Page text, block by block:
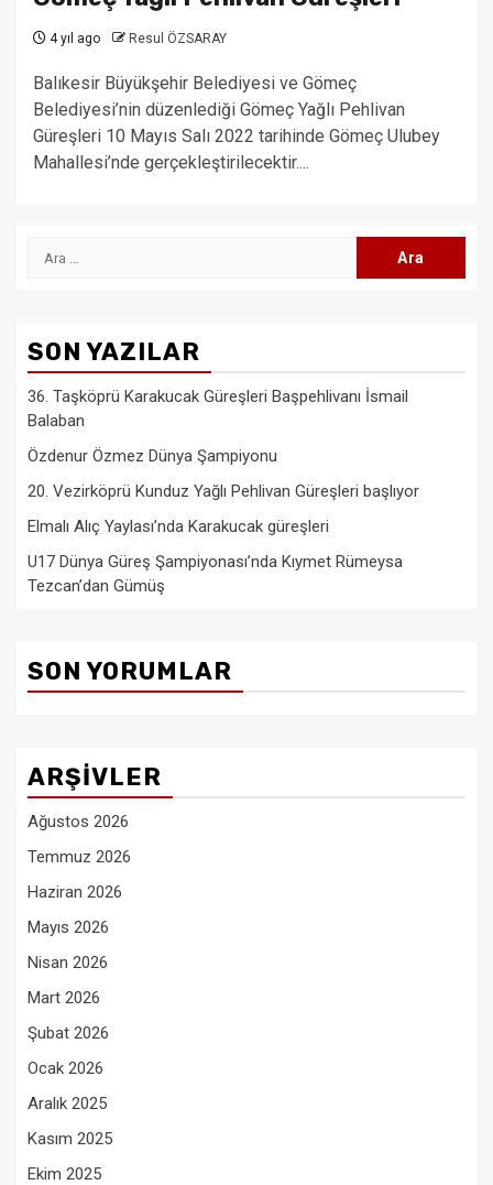
4 yıl ago Resul ÖZSARAY
Balıkesir Büyükşehir Belediyesi ve Gömeç
Belediyesi’nin düzenlediği Gömeç Yağlı Pehlivan
Güreşleri 10 Mayıs Salı 2022 tarihinde Gömeç Ulubey
Mahallesi’nde gerçekleştirilecektir....
Arama:
SON YAZILAR
36. Taşköprü Karakucak Güreşleri Başpehlivanı İsmail
Balaban
Özdenur Özmez Dünya Şampiyonu
20. Vezirköprü Kunduz Yağlı Pehlivan Güreşleri başlıyor
Elmalı Alıç Yaylası’nda Karakucak güreşleri
U17 Dünya Güreş Şampiyonası’nda Kıymet Rümeysa
Tezcan’dan Gümüş
SON YORUMLAR
ARŞIVLER
Ağustos 2026
Temmuz 2026
Haziran 2026
Mayıs 2026
Nisan 2026
Mart 2026
Şubat 2026
Ocak 2026
Aralık 2025
Kasım 2025
Ekim 2025